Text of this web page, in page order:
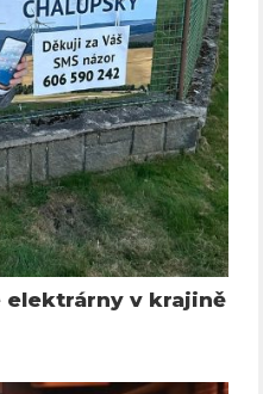
elektrárny v krajině